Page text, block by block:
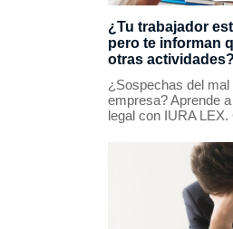
¿Tu trabajador
pero te informan
otras
¿Sospechas del
empresa? Aprende
legal con IURA